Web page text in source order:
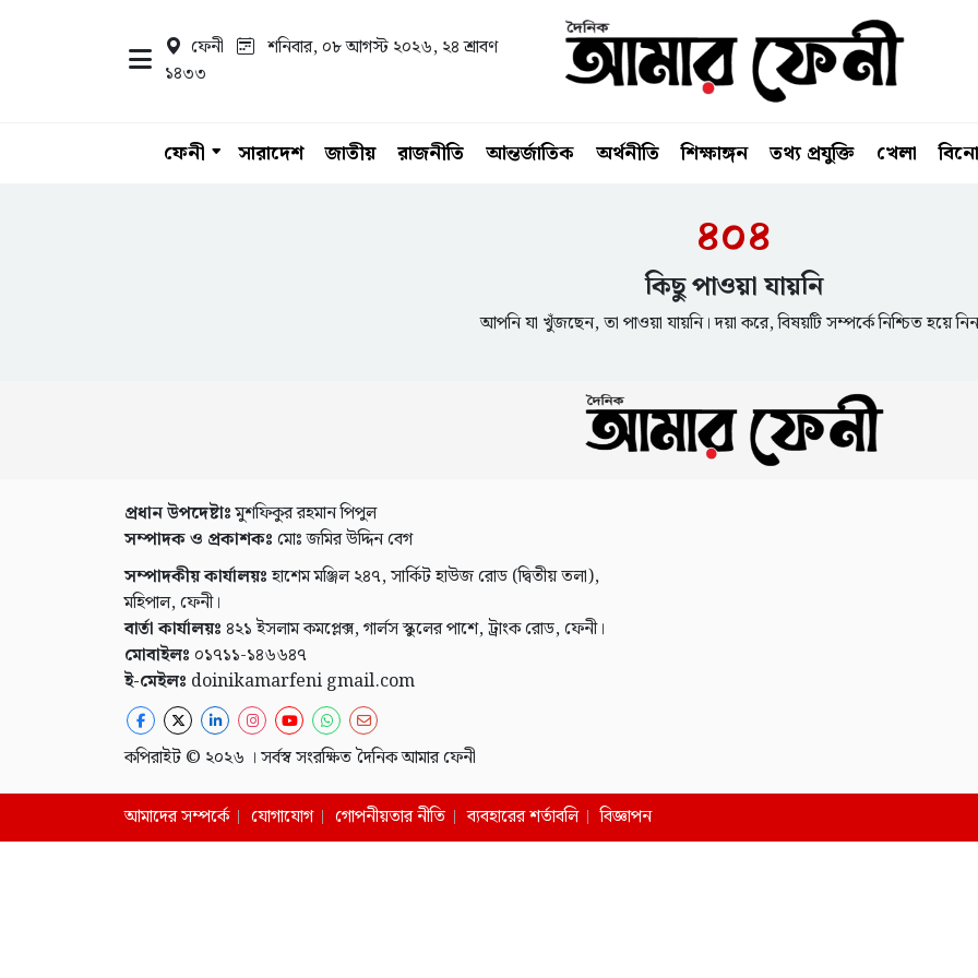
ফেনী শনিবার, ০৮ আগস্ট ২০২৬, ২৪ শ্রাবণ
১৪৩৩
ফেনী সারাদেশ জাতীয় রাজনীতি আন্তর্জাতিক অর্থনীতি শিক্ষাঙ্গন তথ্য প্রযুক্তি খেলা
৪০৪
কিছু পাওয়া যায়নি
আপনি যা খুঁজছেন, তা পাওয়া যায়নি। দয়া করে, বিষয়টি সম্পর্কে নিশ্চিত হয়ে
প্রধান উপদেষ্টাঃমুশফিকুর রহমান পিপুল
সম্পাদক ও প্রকাশকঃ মোঃ জমির উদ্দিন বেগ
সম্পাদকীয় কার্যালয়ঃহাশেম মঞ্জিল ২৪৭, সার্কিট হাউজ রোড (দ্বিতীয় তলা),
মহিপাল, ফেনী।
বার্তা কার্যালয়ঃ ৪২১ ইসলাম কমপ্লেক্স, গার্লস স্কুলের পাশে, ট্রাংক রোড, ফেনী।
মোবাইলঃ ০১৭১১-১৪৬৬৪৭
ই-মেইলঃ doinikamarfeni gmail.com
কপিরাইট © ২০২৬ । সর্বস্ব সংরক্ষিত দৈনিক আমার ফেনী
আমাদের সম্পর্কে যোগাযোগ গোপনীয়তার নীতি ব্যবহারের শর্তাবলি বিজ্ঞাপন